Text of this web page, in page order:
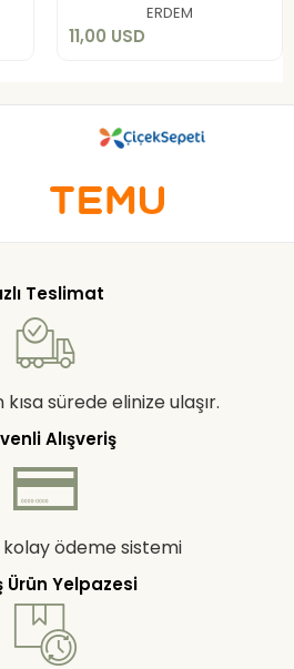
ERDEM
11,00 USD
Teslimat
sürede elinize ulaşır.
Alışveriş
ödeme sistemi
Ürün Yelpazesi